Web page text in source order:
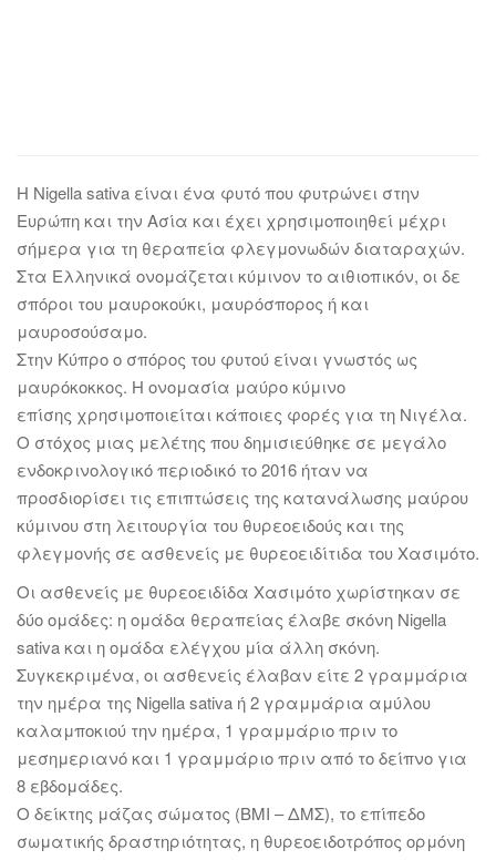
Η Nigella sativa είναι ένα φυτό που φυτρώνει στην
Ευρώπη και την Ασία και έχει χρησιμοποιηθεί μέχρι
σήμερα για τη θεραπεία φλεγμονωδών διαταραχών.
Στα Ελληνικά ονομάζεται κύμινον το αιθιοπικόν, οι δε
σπόροι του μαυροκούκι, μαυρόσπορος ή και
μαυροσούσαμο.
Στην Κύπρο ο σπόρος του φυτού είναι γνωστός ως
μαυρόκοκκος. Η ονομασία μαύρο κύμινο
επίσης χρησιμοποιείται κάποιες φορές για τη Νιγέλα.
Ο στόχος μιας μελέτης που δημισιεύθηκε σε μεγάλο
ενδοκρινολογικό περιοδικό το 2016 ήταν να
προσδιορίσει τις επιπτώσεις της κατανάλωσης μαύρου
κύμινου στη λειτουργία του θυρεοειδούς και της
φλεγμονής σε ασθενείς με θυρεοειδίτιδα του Χασιμότο.
Οι ασθενείς με θυρεοειδίδα Χασιμότο χωρίστηκαν σε
δύο ομάδες: η ομάδα θεραπείας έλαβε σκόνη Nigella
sativa και η ομάδα ελέγχου μία άλλη σκόνη.
Συγκεκριμένα, οι ασθενείς έλαβαν είτε 2 γραμμάρια
την ημέρα της Nigella sativa ή 2 γραμμάρια αμύλου
καλαμποκιού την ημέρα, 1 γραμμάριο πριν το
μεσημεριανό και 1 γραμμάριο πριν από το δείπνο για
8 εβδομάδες.
Ο δείκτης μάζας σώματος (ΒΜΙ – ΔΜΣ), το επίπεδο
σωματικής δραστηριότητας, η θυρεοειδοτρόπος ορμόνη